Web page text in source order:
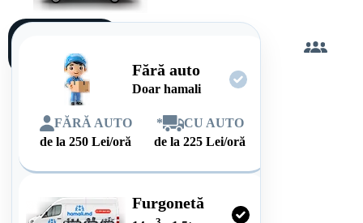
Fără auto
Doar hamali
FĂRĂ AUTO
de la250 Lei/oră
*
CU AUTO
de la225 Lei/oră
Furgonetă
singur